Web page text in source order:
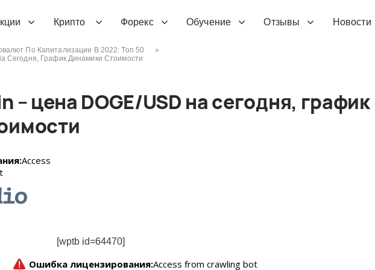
Крипто Форекс Обучение Отзывы Новости
По Капитализации В 2022: Топ 50
»
Сегодня, График Динамики Стоимости
– цена DOGE/USD на сегодня, график
[wptb id=64470]